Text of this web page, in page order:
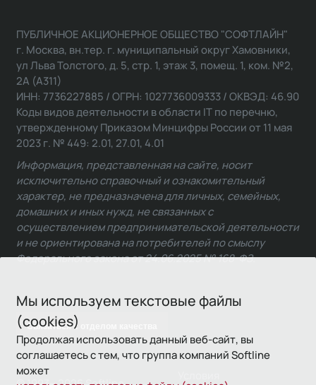
Мы используем текстовые файлы
(cookies)
Продолжая использовать данный веб-сайт, вы
соглашаетесь с тем, что группа компаний Softline
может
Связаться с отделом качества
ПУБЛИЧНОЕ АКЦИОНЕРНОЕ ОБЩЕСТВО "СОФТЛАЙН"
г. Москва, вн.тер. г. муниципальный округ Хамовники,
ул Льва Толстого, д. 5, стр. 1, этаж 3, помещ. 1, ком. №2,
2А (А311)
ИНН: 7736227885 / ОГРН: 1027736009333 / ОКВЭД: 46.90
Коды видов деятельности в области IT по перечню,
утвержденному Приказом Минцифры России от 11 мая
2023 г. № 449: 2.01, 27.01, 4.01
Информация, представленная на сайте, носит
исключительно справочный и ознакомительный
характер, не предназначена для личных, семейных,
домашних и иных нужд, не связанных с
осуществлением предпринимательской деятельности
и не ориентирована на потребителей по смыслу
Федерального закона от 24.06.2025 № 168-ФЗ.